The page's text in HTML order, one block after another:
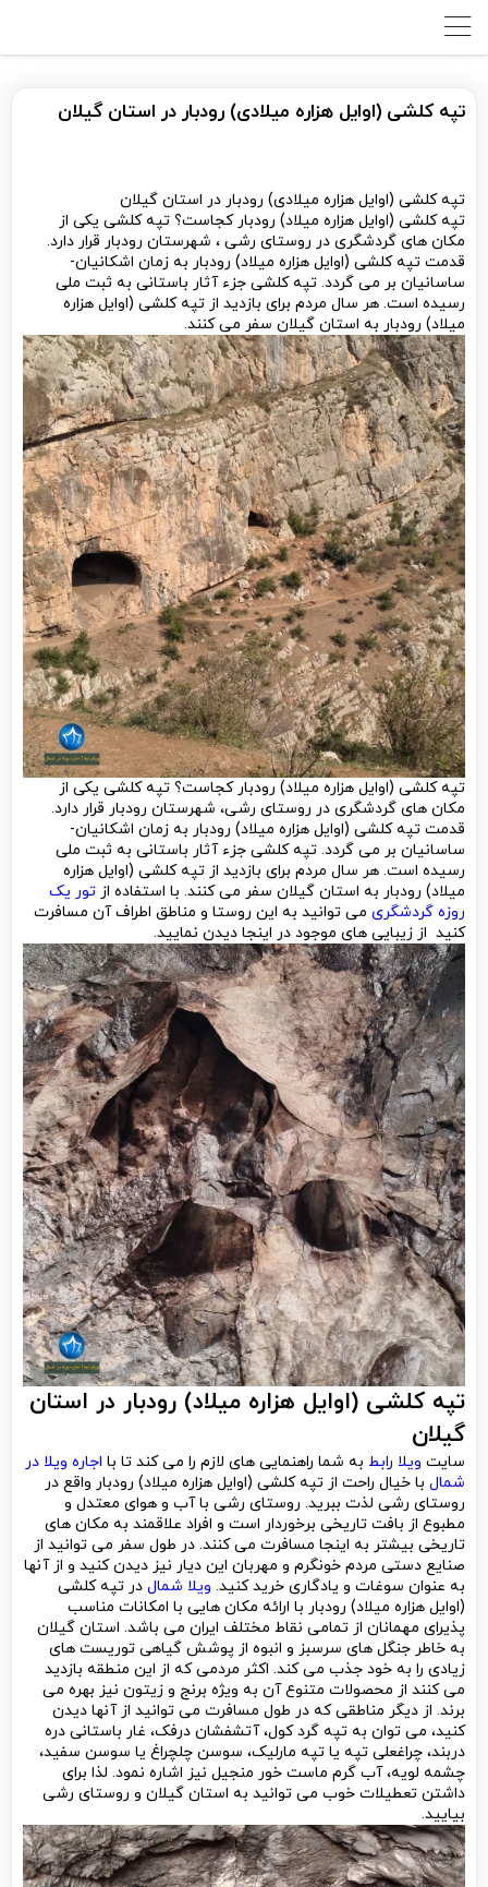
تپه کلشی (اوایل هزاره میلادی) رودبار در استان گیلان
تپه کلشی (اوایل هزاره میلادی) رودبار در استان گیلان
تپه کلشی (اوایل هزاره میلاد) رودبار کجاست؟ تپه کلشی یکی از
مکان های گردشگری در روستای رشی ، شهرستان رودبار قرار دارد.
قدمت تپه کلشی (اوایل هزاره میلاد) رودبار به زمان اشکانیان-
ساسانیان بر می گردد. تپه کلشی جزء آثار باستانی به ثبت ملی
رسیده است. هر سال مردم برای بازدید از تپه کلشی (اوایل هزاره
میلاد) رودبار به استان گیلان سفر می کنند.
تپه کلشی (اوایل هزاره میلاد) رودبار کجاست؟ تپه کلشی یکی از
مکان های گردشگری در روستای رشی، شهرستان رودبار قرار دارد.
قدمت تپه کلشی (اوایل هزاره میلاد) رودبار به زمان اشکانیان-
ساسانیان بر می گردد. تپه کلشی جزء آثار باستانی به ثبت ملی
رسیده است. هر سال مردم برای بازدید از تپه کلشی (اوایل هزاره
میلاد) رودبار به استان گیلان سفر می کنند. با استفاده از تور یک
روزه گردشگری می توانید به این روستا و مناطق اطراف آن مسافرت
کنید از زیبایی های موجود در اینجا دیدن نمایید.
تپه کلشی (اوایل هزاره میلاد) رودبار در استان
گیلان
سایت ویلا رابط به شما راهنمایی های لازم را می کند تا با اجاره ویلا در
شمال با خیال راحت از تپه کلشی (اوایل هزاره میلاد) رودبار واقع در
روستای رشی لذت ببرید. روستای رشی با آب و هوای معتدل و
مطبوع از بافت تاریخی برخوردار است و افراد علاقمند به مکان های
تاریخی بیشتر به اینجا مسافرت می کنند. در طول سفر می توانید از
صنایع دستی مردم خونگرم و مهربان این دیار نیز دیدن کنید و از آنها
به عنوان سوغات و یادگاری خرید کنید. ویلا شمال در تپه کلشی
(اوایل هزاره میلاد) رودبار با ارائه مکان هایی با امکانات مناسب
پذیرای مهمانان از تمامی نقاط مختلف ایران می باشد. استان گیلان
به خاطر جنگل های سرسبز و انبوه از پوشش گیاهی توریست های
زیادی را به خود جذب می کند. اکثر مردمی که از این منطقه بازدید
می کنند از محصولات متنوع آن به ویژه برنج و زیتون نیز بهره می
برند. از دیگر مناطقی که در طول مسافرت می توانید از آنها دیدن
کنید، می توان به تپه گرد کول، آتشفشان درفک، غار باستانی دره
دربند، چراغعلی تپه یا تپه مارلیک، سوسن چلچراغ یا سوسن سفید،
چشمه لویه، آب گرم ماست خور منجیل نیز اشاره نمود. لذا برای
داشتن تعطیلات خوب می توانید به استان گیلان و روستای رشی
بیایید.